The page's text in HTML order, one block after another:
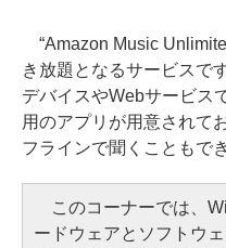
“Amazon Music
き放題となるサービスで
デバイスやWebサービス
用のアプリが用意されて
フラインで聞くこともで
このコーナーでは、
ードウェアとソフトウ